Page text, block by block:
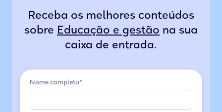
Receba os melhores conteúdos
sobre Educação e gestão na sua
caixa de entrada.
Nome completo*